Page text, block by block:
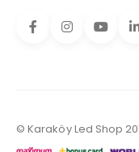
© Karaköy Led Shop